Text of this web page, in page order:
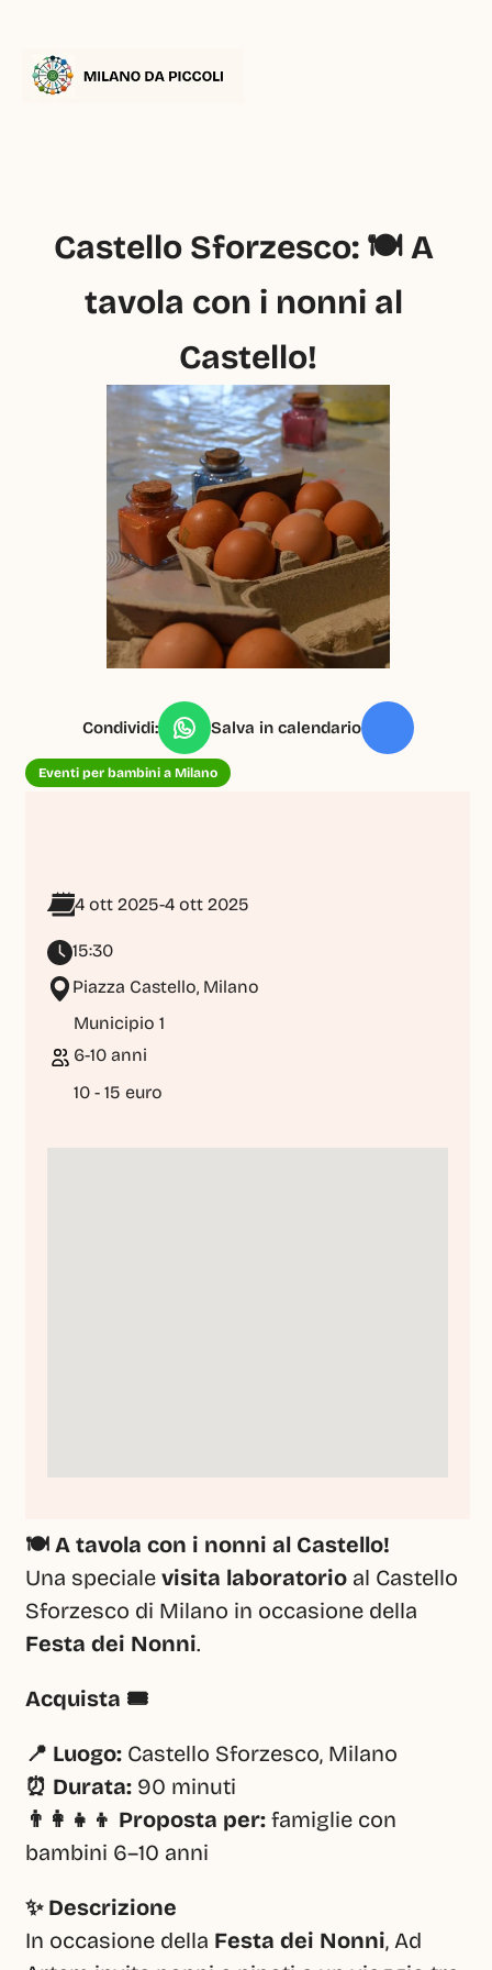
Castello Sforzesco: 🍽️ A
tavola con i nonni al
Castello!
🍽️ A tavola con i nonni al Castello!
Una speciale visita laboratorio al Castello
Festa dei Nonni.
Acquista 🎟️
📍 Luogo: Castello Sforzesco, Milano
⏰ Durata: 90 minuti
👨‍👩‍👧‍👦 Proposta per: famiglie con
bambini 6–10 anni
✨ Descrizione
In occasione della Festa dei Nonni, Ad
Condividi: Salva in calendario
Eventi per bambini a Milano
4 ott 2025-4 ott 2025
15:30
Piazza Castello, Milano
Municipio 1
6-10 anni
10 - 15 euro